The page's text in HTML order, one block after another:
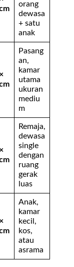
orang
dewasa
+ satu
anak
Pasang
an,
kamar
utama
ukuran
mediu
m
Remaja,
dewasa
single
dengan
ruang
gerak
luas
Anak,
kamar
kecil,
kos,
atau
asrama